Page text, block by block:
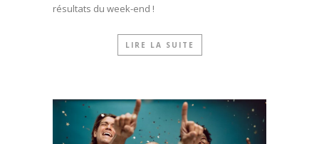
résultats du week-end !
LIRE LA SUITE